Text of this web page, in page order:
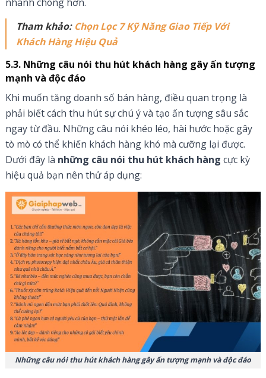
Tham khảo: Chọn Lọc 7 Kỹ Năng Giao Tiếp Với
Khách Hàng Hiệu Quả
5.3. Những câu nói thu hút khách hàng gây ấn tượng
mạnh và độc đáo
Khi muốn tăng doanh số bán hàng, điều quan trọng là
phải biết cách thu hút sự chú ý và tạo ấn tượng sâu sắc
ngay từ đầu. Những câu nói khéo léo, hài hước hoặc gây
tò mò có thể khiến khách hàng khó mà cưỡng lại được.
Dưới đây là những câu nói thu hút khách hàng cực kỳ
hiệu quả bạn nên thử áp dụng:
Những câu nói thu hút khách hàng gây ấn tượng mạnh và độc đáo